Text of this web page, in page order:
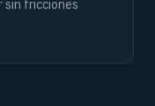
sin fricciones